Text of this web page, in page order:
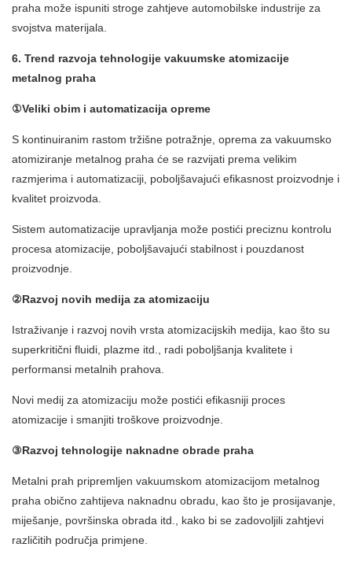
praha može ispuniti stroge zahtjeve automobilske industrije za
svojstva materijala.
6. Trend razvoja tehnologije vakuumske atomizacije
metalnog praha
①Veliki obim i automatizacija opreme
S kontinuiranim rastom tržišne potražnje, oprema za vakuumsko
atomiziranje metalnog praha će se razvijati prema velikim
razmjerima i automatizaciji, poboljšavajući efikasnost proizvodnje i
kvalitet proizvoda.
Sistem automatizacije upravljanja može postići preciznu kontrolu
procesa atomizacije, poboljšavajući stabilnost i pouzdanost
proizvodnje.
②Razvoj novih medija za atomizaciju
Istraživanje i razvoj novih vrsta atomizacijskih medija, kao što su
superkritični fluidi, plazme itd., radi poboljšanja kvalitete i
performansi metalnih prahova.
Novi medij za atomizaciju može postići efikasniji proces
atomizacije i smanjiti troškove proizvodnje.
③Razvoj tehnologije naknadne obrade praha
Metalni prah pripremljen vakuumskom atomizacijom metalnog
praha obično zahtijeva naknadnu obradu, kao što je prosijavanje,
miješanje, površinska obrada itd., kako bi se zadovoljili zahtjevi
različitih područja primjene.